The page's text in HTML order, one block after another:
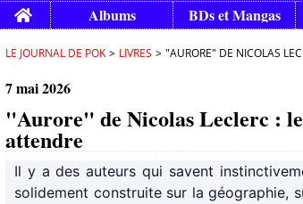
Home Albums BDs et Mangas
LE JOURNAL DE POK > LIVRES > "AURORE" DE NICOLAS
7 mai 2026
"Aurore" de Nicolas Leclerc :
attendre
Il y a des auteurs qui savent
solidement construite sur la géographie,